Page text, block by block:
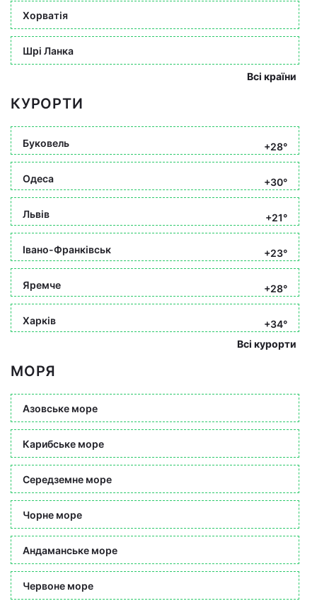
Хорватія
Шрі Ланка
Всі країни
КУРОРТИ
Буковель +28°
Одеса +30°
Львів +21°
Івано-Франківськ +23°
Яремче +28°
Харків
+34°
Всі курорти
МОРЯ
Азовське море
Карибське море
Середземне море
Чорне море
Андаманське море
Червоне море